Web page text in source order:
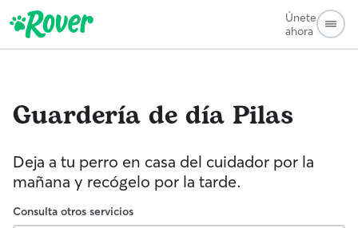
Únete
ahora
Guardería de día Pilas
Deja a tu perro en casa del cuidador por la
mañana y recógelo por la tarde.
Consulta otros servicios